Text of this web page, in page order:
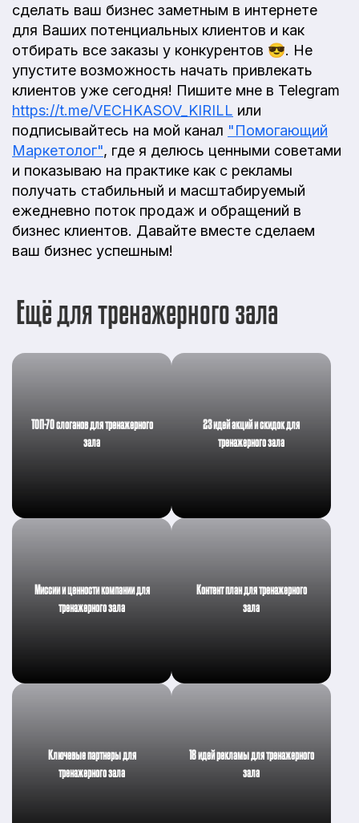
сделать ваш бизнес заметным в интернете
для Ваших потенциальных клиентов и как
отбирать все заказы у конкурентов 😎. Не
упустите возможность начать привлекать
клиентов уже сегодня! Пишите мне в Telegram
https://t.me/VECHKASOV_KIRILL или
подписывайтесь на мой канал "Помогающий
Маркетолог", где я делюсь ценными советами
и показываю на практике как с рекламы
получать стабильный и масштабируемый
ежедневно поток продаж и обращений в
бизнес клиентов. Давайте вместе сделаем
ваш бизнес успешным!
Ещё для тренажерного зала
ТОП-70 слоганов для тренажерного
зала
23 идей акций и скидок для
тренажерного зала
Миссии и ценности компании для
тренажерного зала
Контент план для тренажерного
зала
Ключевые партнеры для
тренажерного зала
18 идей рекламы для тренажерного
зала